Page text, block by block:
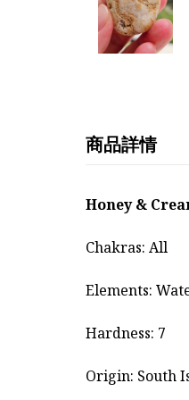
商品詳情
Honey &
Chakras: All
Elements:
Hardness: 7
Origin: South